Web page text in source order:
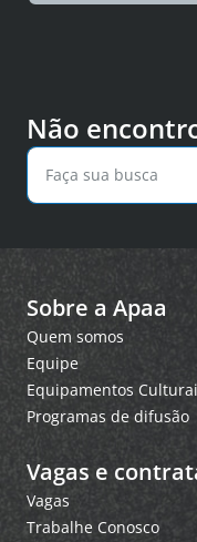
Não
Sobre a Apaa
Quem somos
Equipe
Equipamentos
Programas de difusão
Vagas e
Vagas
Trabalhe Conosco